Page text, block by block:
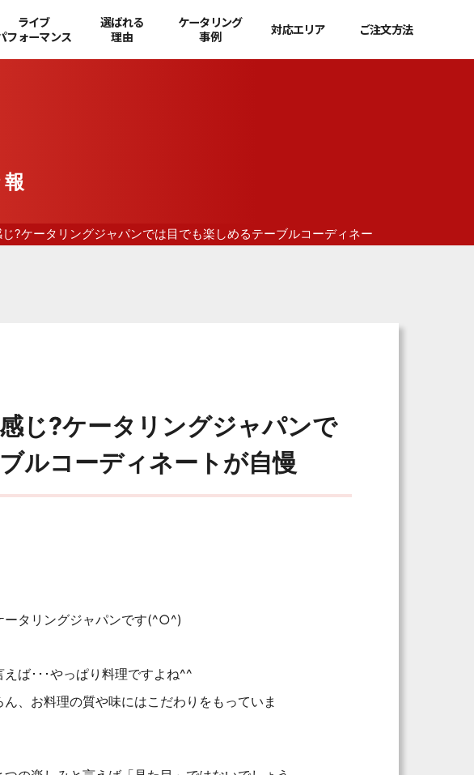
ライブ
フォーマンス
選ばれる
理由
ケータリング
事例
対応エリア ご注文方法
?ケータリングジャパンでは目でも楽しめるテーブルコーディネートが自慢
じ?ケータリングジャパンで
ルコーディネートが自慢
ータリングジャパンです(^○^)
ば･･･やっぱり料理ですよね^^
、お料理の質や味にはこだわりをもっていま